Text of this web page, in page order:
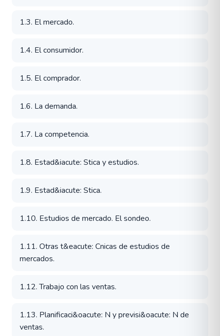
1.3. El mercado.
1.4. El consumidor.
1.5. El comprador.
1.6. La demanda.
1.7. La competencia.
1.8. Estad&iacute: Stica y estudios.
1.9. Estad&iacute: Stica.
1.10. Estudios de mercado. El sondeo.
1.11. Otras t&eacute: Cnicas de estudios de
mercados.
1.12. Trabajo con las ventas.
1.13. Planificaci&oacute: N y previsi&oacute: N de
ventas.